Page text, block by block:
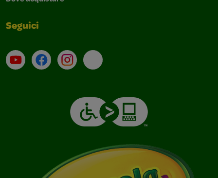
Seguici
Su YouTube
ContattiProfilo Instagram
Email